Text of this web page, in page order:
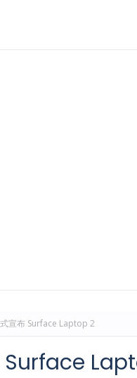
宣布 Surface Laptop 2
Surface